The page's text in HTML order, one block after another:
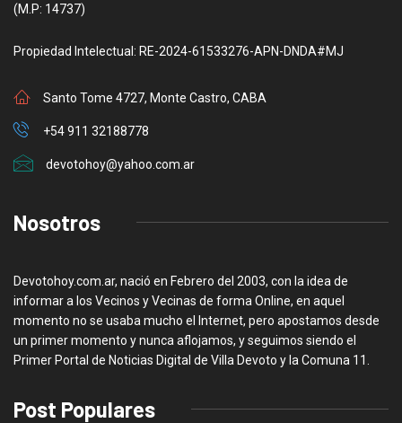
(M.P: 14737)
Propiedad Intelectual: RE-2024-61533276-APN-DNDA#MJ
Santo Tome 4727, Monte Castro, CABA
+54 911 32188778
devotohoy@yahoo.com.ar
Nosotros
Devotohoy.com.ar, nació en Febrero del 2003, con la idea de
informar a los Vecinos y Vecinas de forma Online, en aquel
momento no se usaba mucho el Internet, pero apostamos desde
un primer momento y nunca aflojamos, y seguimos siendo el
Primer Portal de Noticias Digital de Villa Devoto y la Comuna 11.
Post Populares